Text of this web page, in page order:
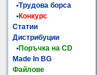
•Трудова борса
•Конкурс
Статии
Дистрибуции
•Поръчка на CD
Made In BG
Файлове